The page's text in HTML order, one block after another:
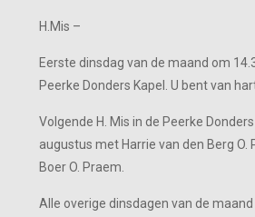
H.Mis –
Eerste dinsdag van de maand om
Peerke Donders Kapel. U bent van
Volgende H. Mis in de Peerke
augustus met Harrie van den Berg O.
Boer O. Praem.
Alle overige dinsdagen van de